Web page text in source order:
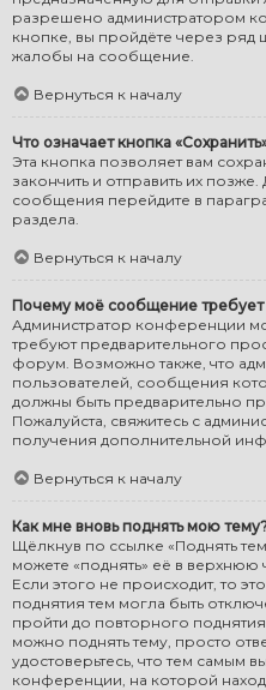
разрешено администратором
кнопке, вы пройдёте через ряд
жалобы на сообщение.
Вернуться к началу
Что означает кнопка
Эта кнопка позволяет вам
закончить и отправить их
сообщения перейдите в
раздела.
Вернуться к началу
Почему моё сообщение
Администратор конференции
требуют предварительного
форум. Возможно также, что
пользователей, сообщения
должны быть предварительно
Пожалуйста, свяжитесь с
получения дополнительной
Вернуться к началу
Как мне вновь поднять мою
Щёлкнув по ссылке «Поднять
можете «поднять» её в
Если этого не происходит, то
поднятия тем могла быть
пройти до повторного
можно поднять тему, просто
удостоверьтесь, что тем самым
конференции, на которой